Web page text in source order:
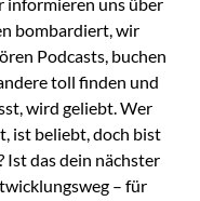
bombardiert, wir
Podcasts, buchen
toll finden und
wird geliebt. Wer
ist beliebt, doch bist
Ist das dein nächster
– für